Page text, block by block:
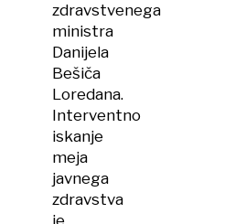
zdravstvenega
ministra
Danijela
Bešiča
Loredana.
Interventno
iskanje
meja
javnega
zdravstva